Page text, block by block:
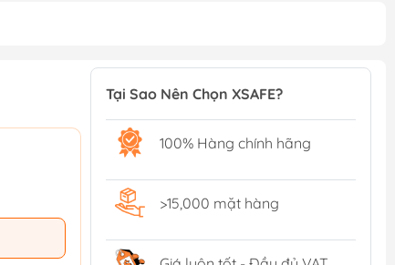
Tại Sao Nên Chọn XSAFE?
100% Hàng chính hãng
>15,000 mặt hàng